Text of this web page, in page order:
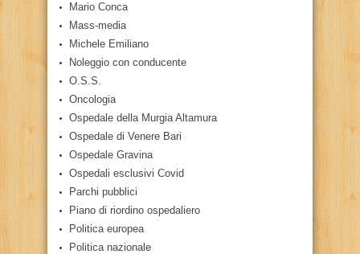
Mario Conca
Mass-media
Michele Emiliano
Noleggio con conducente
O.S.S.
Oncologia
Ospedale della Murgia Altamura
Ospedale di Venere Bari
Ospedale Gravina
Ospedali esclusivi Covid
Parchi pubblici
Piano di riordino ospedaliero
Politica europea
Politica nazionale